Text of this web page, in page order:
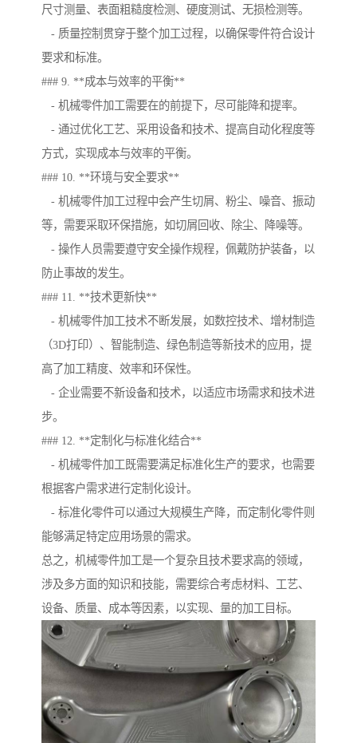
尺寸测量、表面粗糙度检测、硬度测试、无损检测等。
- 质量控制贯穿于整个加工过程，以确保零件符合设计
要求和标准。
### 9. **成本与效率的平衡**
- 机械零件加工需要在的前提下，尽可能降和提率。
- 通过优化工艺、采用设备和技术、提高自动化程度等
方式，实现成本与效率的平衡。
### 10. **环境与安全要求**
- 机械零件加工过程中会产生切屑、粉尘、噪音、振动
等，需要采取环保措施，如切屑回收、除尘、降噪等。
- 操作人员需要遵守安全操作规程，佩戴防护装备，以
防止事故的发生。
### 11. **技术更新快**
- 机械零件加工技术不断发展，如数控技术、增材制造
（3D打印）、智能制造、绿色制造等新技术的应用，提
高了加工精度、效率和环保性。
- 企业需要不新设备和技术，以适应市场需求和技术进
步。
### 12. **定制化与标准化结合**
- 机械零件加工既需要满足标准化生产的要求，也需要
根据客户需求进行定制化设计。
- 标准化零件可以通过大规模生产降，而定制化零件则
能够满足特定应用场景的需求。
总之，机械零件加工是一个复杂且技术要求高的领域，
涉及多方面的知识和技能，需要综合考虑材料、工艺、
设备、质量、成本等因素，以实现、量的加工目标。